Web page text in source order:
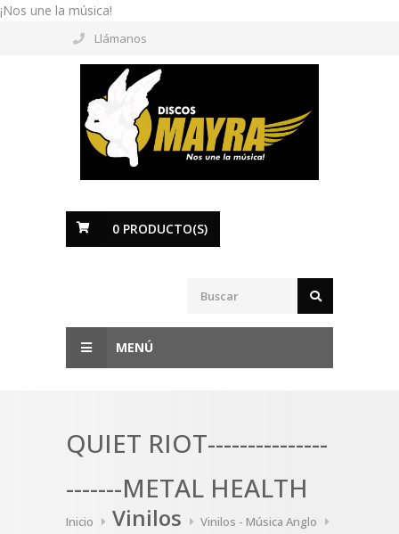
¡Nos une la música!
Llámanos
0 PRODUCTO(S)
MENÚ
QUIET RIOT---------------
-------METAL HEALTH
Inicio Vinilos
Vinilos - Música Anglo